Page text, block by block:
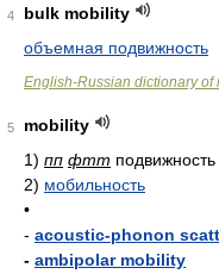
4
bulk mobility
объемная подвижность
English-Russian dictionary of
5
mobility
1) пп фтт подвижность
2) мобильность
•
- acoustic-phonon
- ambipolar mobility